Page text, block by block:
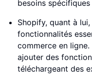
besoins
Shopify, quant à
fonctionnalités
commerce en
ajouter des
téléchargeant des